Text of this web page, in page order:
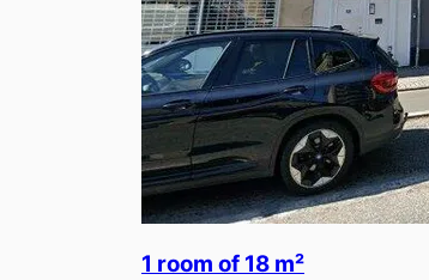
1 room of 18 m²